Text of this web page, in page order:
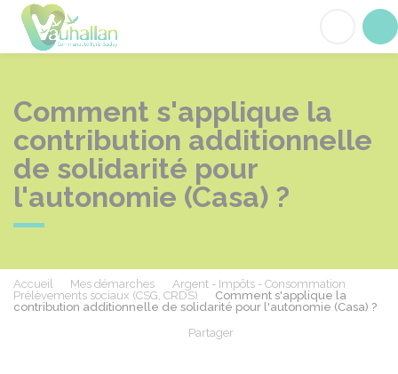
Comment s'applique la
contribution additionnelle
de solidarité pour
l'autonomie (Casa) ?
Accueil Mes démarches
Argent - Impôts - Consommation
Prélèvements sociaux (CSG, CRDS)
Comment s'applique la
contribution additionnelle de solidarité pour l'autonomie (Casa) ?
Partager